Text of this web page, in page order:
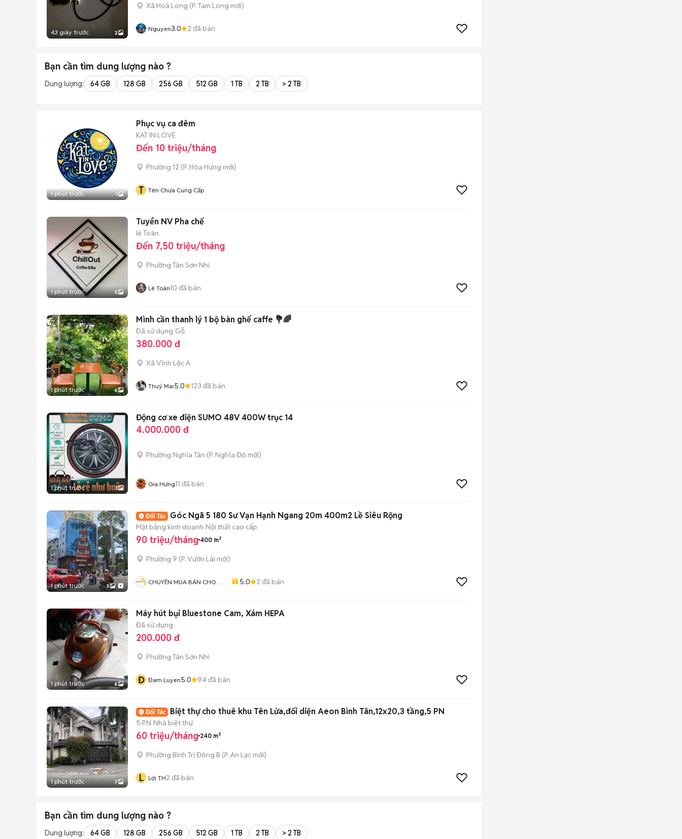
43 giây trước 2
Xã Hoà Long (P. Tam Long mới)
Nguyen3.0 2 đã bán
Bạn cần tìm dung lượng nào ?
Dung lượng: 64 GB 128 GB 256 GB 512 GB 1 TB 2 TB > 2 TB
1 phút trước 1
Phục vụ ca đêm
KAT IN LOVE
Đến 10 triệu/tháng
Phường 12 (P. Hòa Hưng mới)
T Tên Chưa Cung Cấp
1 phút trước 5
Tuyển NV Pha chế
lê Toàn
Đến 7,50 triệu/tháng
Phường Tân Sơn Nhì
Lê Toàn10 đã bán
1 phút trước 6
Mình cần thanh lý 1 bộ bàn ghế caffe 💐🌈
Đã sử dụng Gỗ
380.000 đ
Xã Vĩnh Lộc A
Thuý Mai5.0 123 đã bán
1 phút trước 3
Động cơ xe điện SUMO 48V 400W trục 14
4.000.000 đ
Phường Nghĩa Tân (P. Nghĩa Đô mới)
Gia Hưng11 đã bán
1 phút trước 5
Góc Ngã 5 180 Sư Vạn Hạnh Ngang 20m 400m2 Lề Siêu Rộng
Mặt bằng kinh doanh Nội thất cao cấp
90 triệu/tháng 400 m²
Phường 9 (P. Vườn Lài mới)
CHUYÊN MUA BÁN CHO
5.0 2 đã bán
1 phút trước 6
Máy hút bụi Bluestone Cam, Xám HEPA
Đã sử dụng
200.000 đ
Phường Tân Sơn Nhì
Đ Đam Luyen5.0 94đã bán
1 phút trước 7
Biệt thự cho thuê khu Tên Lửa,đối diện Aeon Bình Tân,12x20,3 tầng,5 PN
5 PN Nhà biệt thự
60 triệu/tháng 240 m²
Phường Bình Trị Đông B (P. An Lạc mới)
L Lợi TH2 đã bán
Bạn cần tìm dung lượng nào ?
Dung lượng: 64 GB 128 GB 256 GB 512 GB 1 TB 2 TB > 2 TB